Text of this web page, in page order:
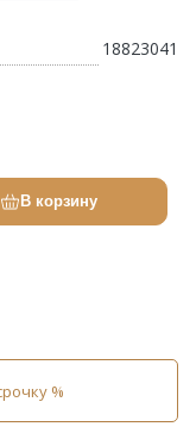
18823041
В корзину
%